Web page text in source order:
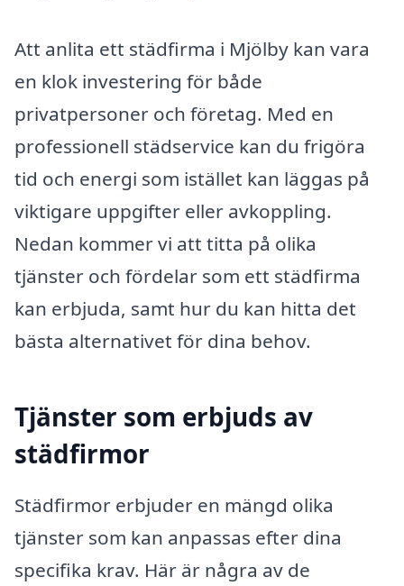
Att anlita ett städfirma i Mjölby kan vara
en klok investering för både
privatpersoner och företag. Med en
professionell städservice kan du frigöra
tid och energi som istället kan läggas på
viktigare uppgifter eller avkoppling.
Nedan kommer vi att titta på olika
tjänster och fördelar som ett städfirma
kan erbjuda, samt hur du kan hitta det
bästa alternativet för dina behov.
Tjänster som erbjuds av
städfirmor
Städfirmor erbjuder en mängd olika
tjänster som kan anpassas efter dina
specifika krav. Här är några av de